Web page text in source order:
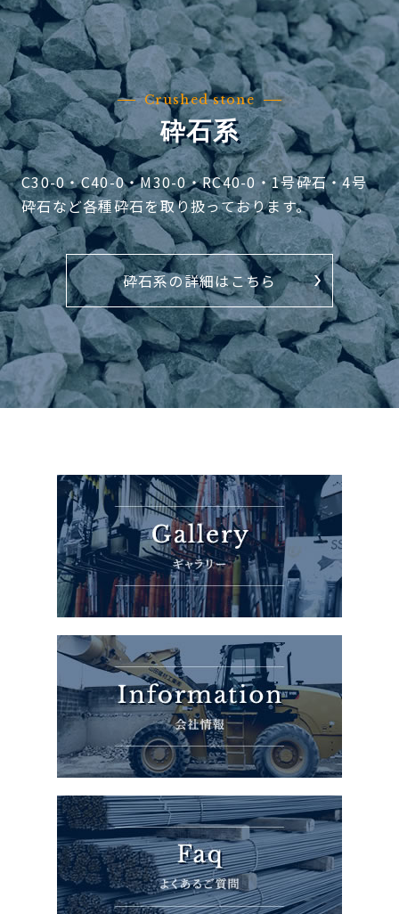
Crushed stone
砕石系
C30-0・C40-0・M30-0・RC40-0・1号砕石・4号
砕石など各種砕石を取り扱っております。
砕石系の詳細はこちら